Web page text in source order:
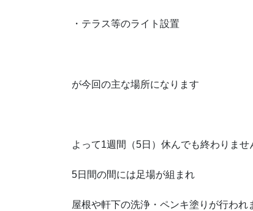
・テラス等のライト設置
が今回の主な場所になります
よって1週間（5日）休んでも終わりませ
5日間の間には足場が組まれ
屋根や軒下の洗浄・ペンキ塗りが行われ